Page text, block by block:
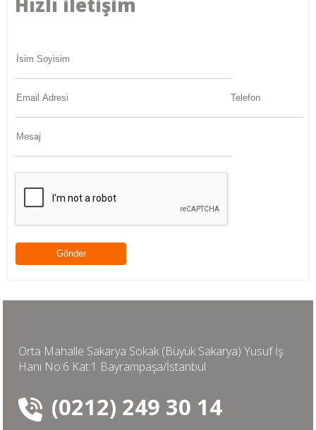
Hızlı iletişim
Orta Mahalle Sakarya Sokak (Büyük Sakarya) Yusuf İş
Hanı No:6 Kat:1 Bayrampaşa/İstanbul
(0212) 249 30 14